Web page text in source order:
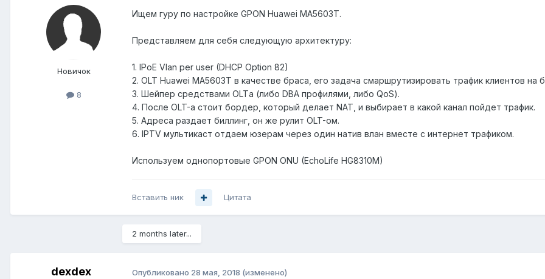
Новичок
8
Ищем гуру по настройке GPON Huawei MA5603T.
Представляем для себя следующую архитектуру:
1. IPoE Vlan per user (DHCP Option 82)
2. OLT Huawei MA5603T в качестве браса, его задача смаршрутизировать трафик клиентов на
3. Шейпер средствами OLTа (либо DBA профилями, либо QoS).
4. После OLT-а стоит бордер, который делает NAT, и выбирает в какой канал пойдет трафик.
5. Адреса раздает биллинг, он же рулит OLT-ом.
6. IPTV мультикаст отдаем юзерам через один натив влан вместе с интернет трафиком.
Используем однопортовые GPON ONU (EchoLife HG8310M)
Вставить ник Цитата
2 months later...
dexdex Опубликовано 28 мая, 2018 (изменено)